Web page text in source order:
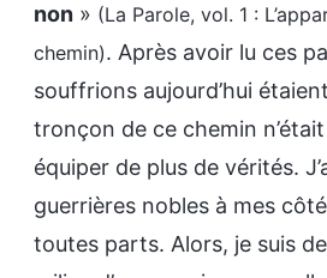
non » (La Parole, vol. 1 :
chemin). Après avoir lu ces
souffrions aujourd’hui
tronçon de ce chemin
équiper de plus de vérités.
guerrières nobles à mes
toutes parts. Alors, je suis